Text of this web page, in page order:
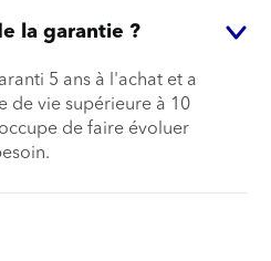
la garantie ?
5 ans à l'achat et a
de vie supérieure à 10
de faire évoluer